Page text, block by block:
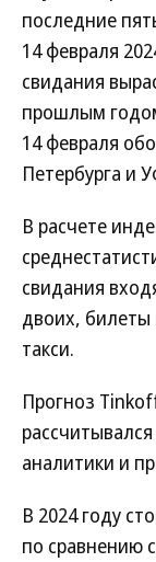
последние
14 февраля
свидания
прошлым
14 февраля
Петербурга и
В расчете
свидания
двоих, билеты
такси.
Прогноз
аналитики и
В 2024 году
по сравнению